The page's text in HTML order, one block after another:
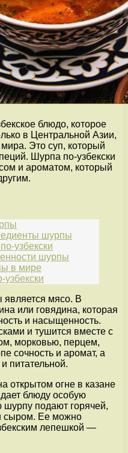
блюдо, которое
в Центральной Азии,
Это суп, который
Шурпа по-узбекски
и ароматом, который
шурпы
узбекски
шурпы
в мире
мясо. В
или говядина, которая
и насыщенность.
и тушится вместе с
морковью, перцем,
сочность и аромат, а
питательной.
открытом огне в казане
блюду особую
шурпу подают горячей,
сыром. Ее можно
лепешкой —